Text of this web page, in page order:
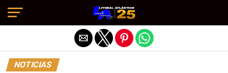
NOTICIAS
Salir de la versión móvil